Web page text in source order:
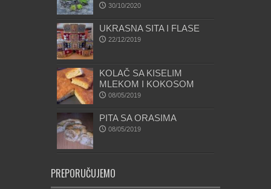
30/10/2020
UKRASNA SITA I FLASE
22/12/2019
KOLAČ SA KISELIM
MLEKOM I KOKOSOM
08/05/2019
PITA SA ORASIMA
08/05/2019
PREPORUČUJEMO